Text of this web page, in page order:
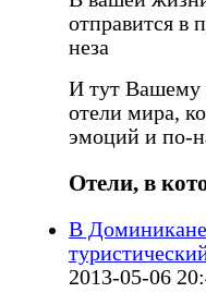
отправится в
неза
И тут Вашему
отели мира,
эмоций и по-
Отели, в
В Доминикане
2013-05-06